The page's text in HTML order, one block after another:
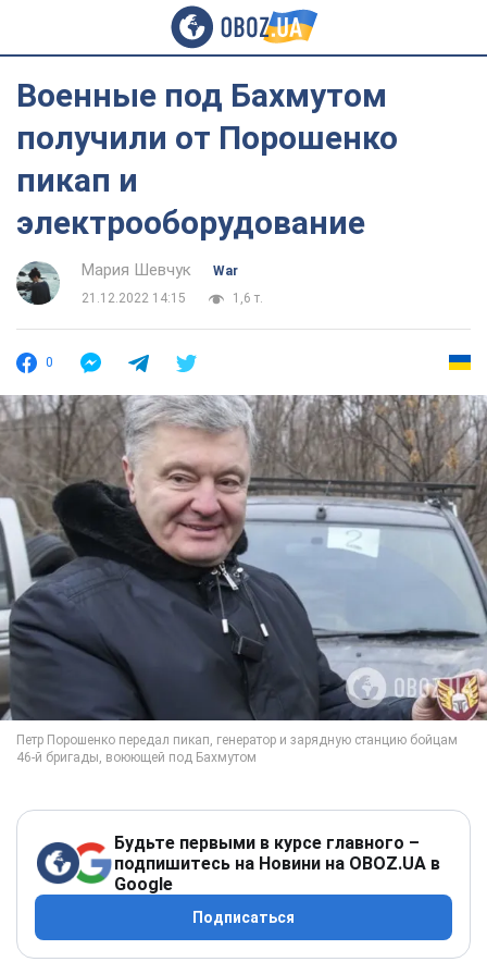
Военные под Бахмутом
получили от Порошенко
пикап и
электрооборудование
Мария Шевчук
War
21.12.2022 14:15
1,6 т.
0
Будьте первыми в курсе главного –
подпишитесь на Новини на OBOZ.UA в
Google
Подписаться